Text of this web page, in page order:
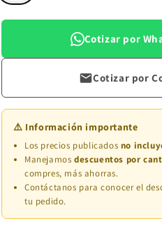
Cotizar por
Cotizar por
⚠️ Información importante
Los precios publicados no
Manejamos descuentos por
compres, más ahorras.
Contáctanos para conocer el
tu pedido.